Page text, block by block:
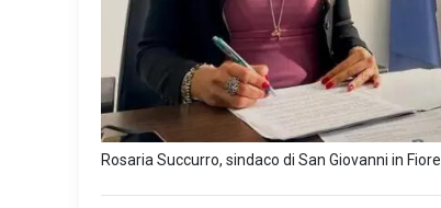
Rosaria Succurro, sindaco di San Giovanni in Fiore